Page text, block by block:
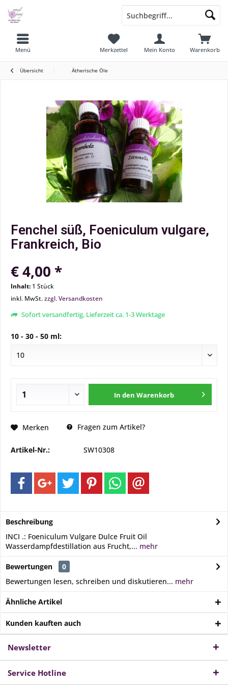
Menü Warenkorb
Merkzettel Mein Konto
Übersicht Ätherische Öle
Fenchel süß, Foeniculum vulgare,
Frankreich, Bio
€ 4,00 *
Inhalt: 1 Stück
inkl. MwSt.zzgl. Versandkosten
Sofort versandfertig, Lieferzeit ca. 1-3 Werktage
10 - 30 - 50 ml:
In den Warenkorb
Merken Fragen zum Artikel?
Artikel-Nr.: SW10308
Beschreibung
INCI .: Foeniculum Vulgare Dulce Fruit Oil
Wasserdampfdestillation aus Frucht,... mehr
Bewertungen
0
Bewertungen lesen, schreiben und diskutieren... mehr
Ähnliche Artikel
Kunden kauften auch
Newsletter
Service Hotline